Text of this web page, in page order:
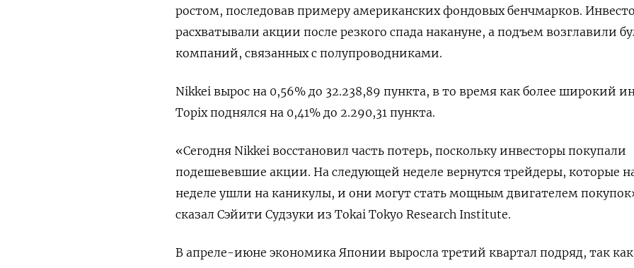
ростом, последовав примеру американских фондовых бенчмарков.
расхватывали акции после резкого спада накануне, а подъем возглавили
компаний, связанных с полупроводниками.
Nikkei вырос на 0,56% до 32.238,89 пункта, в то время как более широкий
Topix поднялся на 0,41% до 2.290,31 пункта.
«Сегодня Nikkei восстановил часть потерь, поскольку инвесторы покупали
подешевевшие акции. На следующей неделе вернутся трейдеры, которые
неделе ушли на каникулы, и они могут стать мощным двигателем
сказал Сэйити Судзуки из Tokai Tokyo Research Institute.
В апреле-июне экономика Японии выросла третий квартал подряд, так как